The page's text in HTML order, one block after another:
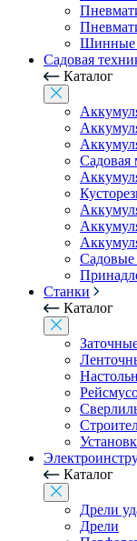
Шинные
Садовая
Каталог
Садовая
Садовые
Станки
Каталог
Каталог
Дрели
Дрели